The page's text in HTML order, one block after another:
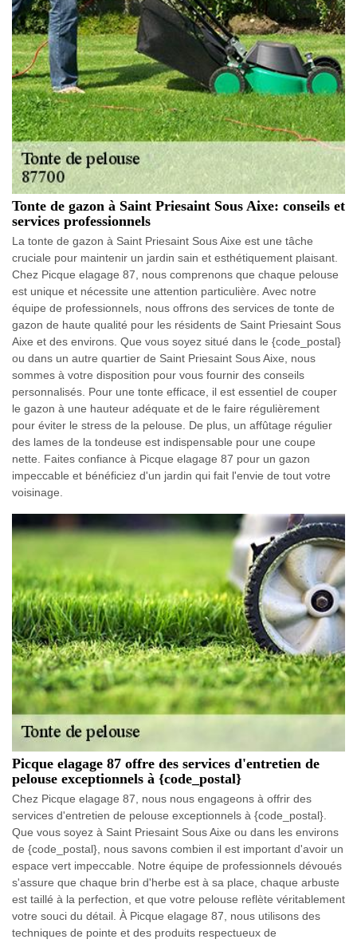
Tonte de gazon à Saint Priesaint Sous Aixe: conseils et
services professionnels
La tonte de gazon à Saint Priesaint Sous Aixe est une tâche
cruciale pour maintenir un jardin sain et esthétiquement plaisant.
Chez Picque elagage 87, nous comprenons que chaque pelouse
est unique et nécessite une attention particulière. Avec notre
équipe de professionnels, nous offrons des services de tonte de
gazon de haute qualité pour les résidents de Saint Priesaint Sous
Aixe et des environs. Que vous soyez situé dans le {code_postal}
ou dans un autre quartier de Saint Priesaint Sous Aixe, nous
sommes à votre disposition pour vous fournir des conseils
personnalisés. Pour une tonte efficace, il est essentiel de couper
le gazon à une hauteur adéquate et de le faire régulièrement
pour éviter le stress de la pelouse. De plus, un affûtage régulier
des lames de la tondeuse est indispensable pour une coupe
nette. Faites confiance à Picque elagage 87 pour un gazon
impeccable et bénéficiez d'un jardin qui fait l'envie de tout votre
voisinage.
Picque elagage 87 offre des services d'entretien de
pelouse exceptionnels à {code_postal}
Chez Picque elagage 87, nous nous engageons à offrir des
services d'entretien de pelouse exceptionnels à {code_postal}.
Que vous soyez à Saint Priesaint Sous Aixe ou dans les environs
de {code_postal}, nous savons combien il est important d'avoir un
espace vert impeccable. Notre équipe de professionnels dévoués
s'assure que chaque brin d'herbe est à sa place, chaque arbuste
est taillé à la perfection, et que votre pelouse reflète véritablement
votre souci du détail. À Picque elagage 87, nous utilisons des
techniques de pointe et des produits respectueux de